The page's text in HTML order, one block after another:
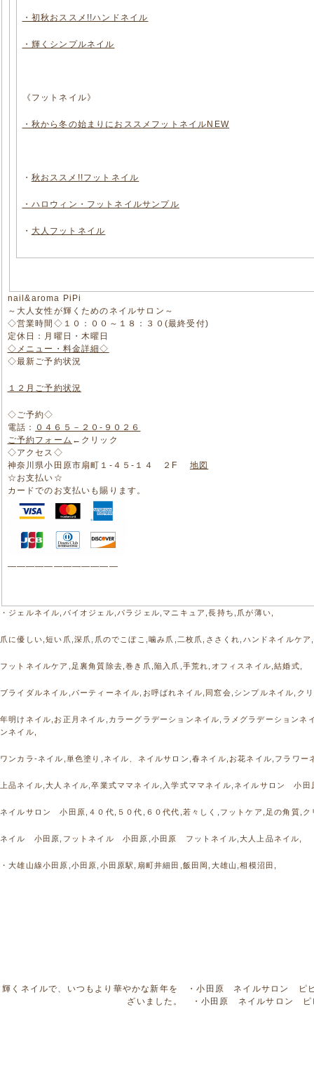
・初秋おススメ!!ハンドネイル
・輝くシンプルネイル
《フットネイル》
・秋から冬の始まりにおススメフットネイルNEW
・ 秋おススメ!!フットネイル
・ハロウィン・フットネイルサンプル
・ 大人フットネイル
nail&aroma PiPi
～大人女性が輝くためのネイルサロン～
◇営業時間◇１０：００～１８：３０(最終受付)
定休日：月曜日・木曜日
◇メニュー・料金詳細◇
◇最新ご予約状況
１２月ご予約状況
◇ご予約◇
電話：
０４６５－２０-９０２６
ご予約フォーム ←クリック
◇アクセス◇
神奈川県小田原市扇町１-４５-１４ ２F 地図
☆お支払い☆
カードでのお支払いも賜ります。
————————————
・ジェルネイル,バイオジェル,パラジェル,マニキュア,長持ち,爪が薄い,
爪に優しい,短い爪,深爪,爪のでこぼこ,噛み爪,二枚爪,ささくれ,ハンドネイルケア,
フットネイルケア,足裏角質除去,巻き爪,陥入爪,手荒れ,オフィスネイル,結婚式,
ブライダルネイル,パーティーネイル,お呼ばれネイル,同窓会,シンプルネイル,ク
年明けネイル,お正月ネイル,カラーグラデーションネイル,ラメグラデーションネ
ンネイル,
ワンカラ‐ネイル,単色塗り,ネイル、ネイルサロン,春ネイル,お花ネイル,フラワー
上品ネイル,大人ネイル,卒業式ママネイル,入学式ママネイル,ネイルサロン 小
ネイルサロン 小田原,４０代,５０代,６０代代,若々しく,フットケア,足の角質,ク
ネイル 小田原,フットネイル 小田原,小田原 フットネイル,大人上品ネイル,
・大雄山線小田原,小田原,小田原駅,扇町井細田,飯田岡,大雄山,相模沼田,
輝くネイルで、いつもより華やかな新年を ・小田原 ネイルサロン ピ
ざいました。 ・小田原 ネイルサロン ピ